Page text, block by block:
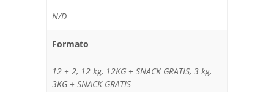
N/D
Formato
12 + 2, 12 kg, 12KG + SNACK GRATIS, 3 kg,
3KG + SNACK GRATIS